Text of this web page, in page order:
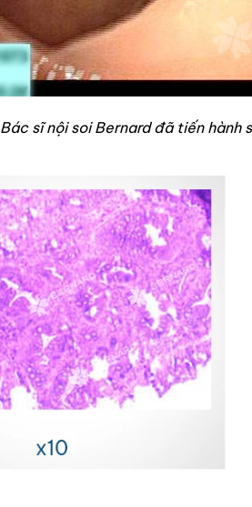
Bác sĩ nội soi Bernard đã tiến hành